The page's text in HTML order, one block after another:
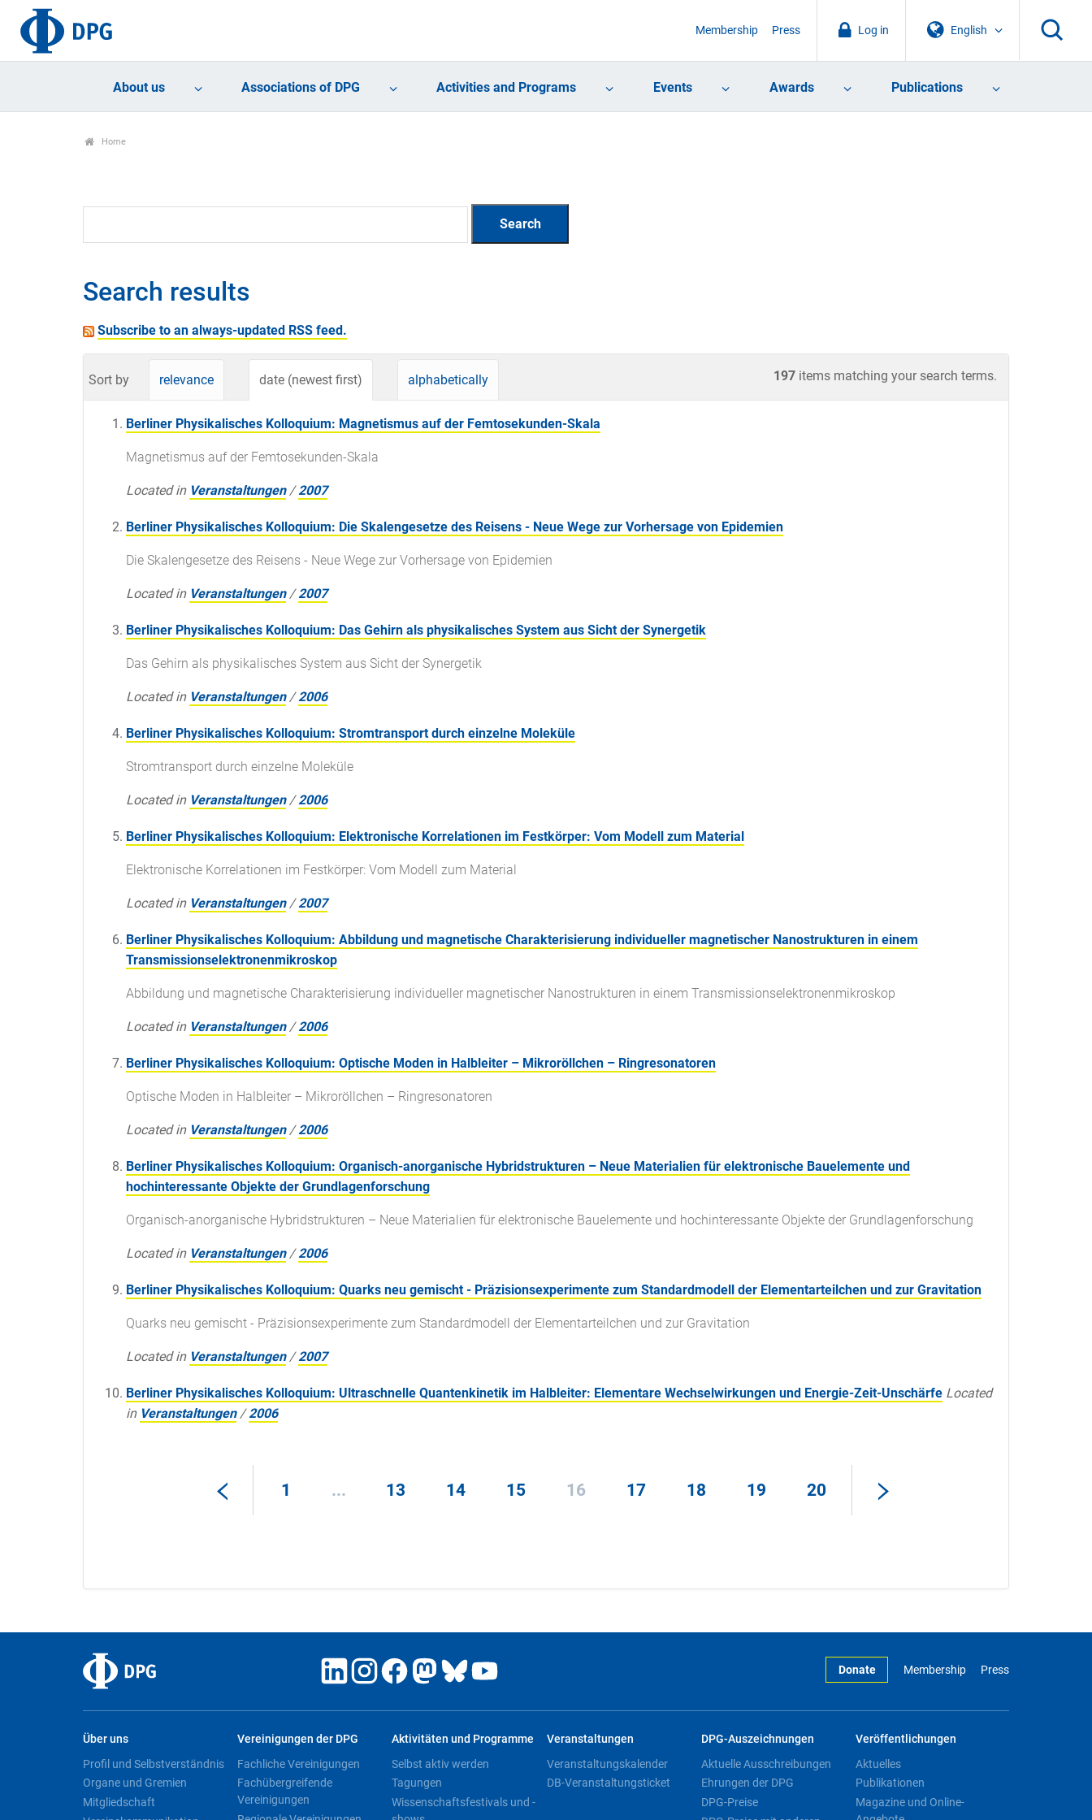
English
Log in
Membership Press
About us Associations of DPG Activities and Programs Events Awards Publications
Home
Search results
Subscribe to an always-updated RSS feed.
197 items matching your search terms.
Sort by relevance date (newest first) alphabetically
Berliner Physikalisches Kolloquium: Magnetismus auf der Femtosekunden-Skala
Magnetismus auf der Femtosekunden-Skala
Located in Veranstaltungen /2007
Berliner Physikalisches Kolloquium: Die Skalengesetze des Reisens - Neue Wege zur Vorhersage von Epidemien
Die Skalengesetze des Reisens - Neue Wege zur Vorhersage von Epidemien
Located in Veranstaltungen /2007
Berliner Physikalisches Kolloquium: Das Gehirn als physikalisches System aus Sicht der Synergetik
Das Gehirn als physikalisches System aus Sicht der Synergetik
Located in Veranstaltungen /2006
Berliner Physikalisches Kolloquium: Stromtransport durch einzelne Moleküle
Stromtransport durch einzelne Moleküle
Located in Veranstaltungen /2006
Berliner Physikalisches Kolloquium: Elektronische Korrelationen im Festkörper: Vom Modell zum Material
Elektronische Korrelationen im Festkörper: Vom Modell zum Material
Located in Veranstaltungen /2007
Berliner Physikalisches Kolloquium: Abbildung und magnetische Charakterisierung individueller magnetischer Nanostrukturen in einem
Transmissionselektronenmikroskop
Abbildung und magnetische Charakterisierung individueller magnetischer Nanostrukturen in einem Transmissionselektronenmikroskop
Located in Veranstaltungen /2006
Berliner Physikalisches Kolloquium: Optische Moden in Halbleiter – Mikroröllchen – Ringresonatoren
Optische Moden in Halbleiter – Mikroröllchen – Ringresonatoren
Located in Veranstaltungen /2006
Berliner Physikalisches Kolloquium: Organisch-anorganische Hybridstrukturen – Neue Materialien für elektronische Bauelemente und
hochinteressante Objekte der Grundlagenforschung
Organisch-anorganische Hybridstrukturen – Neue Materialien für elektronische Bauelemente und hochinteressante Objekte der Grundlagenforschung
Located in Veranstaltungen /2006
Berliner Physikalisches Kolloquium: Quarks neu gemischt - Präzisionsexperimente zum Standardmodell der Elementarteilchen und zur Gravitation
Quarks neu gemischt - Präzisionsexperimente zum Standardmodell der Elementarteilchen und zur Gravitation
Located in Veranstaltungen /2007
Berliner Physikalisches Kolloquium: Ultraschnelle Quantenkinetik im Halbleiter: Elementare Wechselwirkungen und Energie-Zeit-Unschärfe Located
in Veranstaltungen /2006
1 ... 13 14 15 16 17 18 19 20
Donate Membership Press
Über uns
Profil und Selbstverständnis
Organe und Gremien
Mitgliedschaft
Vereinigungen der DPG
Fachliche Vereinigungen
Fachübergreifende
Vereinigungen
Aktivitäten und Programme
Selbst aktiv werden
Tagungen
Wissenschaftsfestivals und -
Veranstaltungen
Veranstaltungskalender
DB-Veranstaltungsticket
DPG-Auszeichnungen
Aktuelle Ausschreibungen
Ehrungen der DPG
DPG-Preise
Veröffentlichungen
Aktuelles
Publikationen
Magazine und Online-